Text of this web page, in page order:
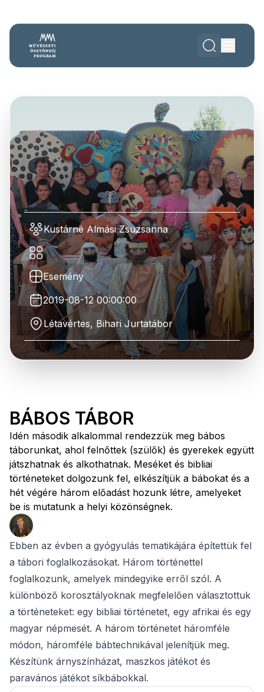
Kustárné Almási Zsuzsanna
Esemény
2019-08-12 00:00:00
Létavértes, Bihari Jurtatábor
BÁBOS TÁBOR
Idén második alkalommal rendezzük meg bábos
táborunkat, ahol felnőttek (szülők) és gyerekek együtt
játszhatnak és alkothatnak. Meséket és bibliai
történeteket dolgozunk fel, elkészítjük a bábokat és a
hét végére három előadást hozunk létre, amelyeket
be is mutatunk a helyi közönségnek.
Ebben az évben a gyógyulás tematikájára építettük fel
a tábori foglalkozásokat. Három történettel
foglalkozunk, amelyek mindegyike erről szól. A
különböző korosztályoknak megfelelően választottuk
a történeteket: egy bibliai történetet, egy afrikai és egy
magyar népmesét. A három történetet háromféle
módon, háromféle bábtechnikával jelenítjük meg.
Készítünk árnyszínházat, maszkos játékot és
paravános játékot síkbábokkal.